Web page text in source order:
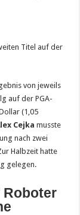
Titel auf der
von jeweils
auf der PGA-
(1,05
Cejka musste
nach zwei
Halbzeit hatte
gelegen.
Roboter